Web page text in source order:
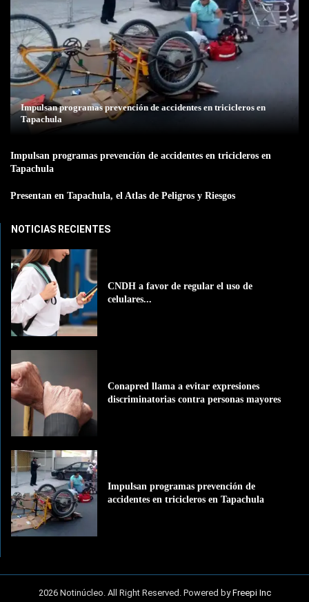
Impulsan programas prevención de accidentes en tricicleros en
Tapachula
Impulsan programas prevención de accidentes en tricicleros en
Tapachula
Presentan en Tapachula, el Atlas de Peligros y Riesgos
NOTICIAS RECIENTES
CNDH a favor de regular el uso de
celulares...
Conapred llama a evitar expresiones
discriminatorias contra personas mayores
Impulsan programas prevención de
accidentes en tricicleros en Tapachula
2026 Notinúcleo. All Right Reserved. Powered byFreepi Inc